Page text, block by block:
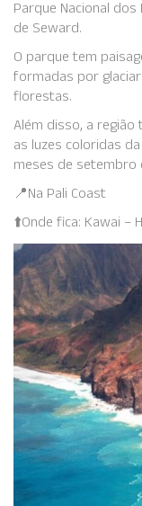
Parque Nacional
de Seward.
O parque tem
formadas por
florestas.
Além disso, a
as luzes coloridas
meses de setembro
📍Na Pali Coast
⬆️Onde fica: Kawai –